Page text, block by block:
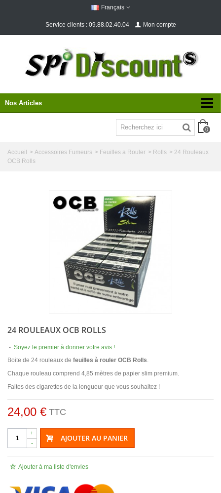
Français
Service clients : 09.88.02.40.04 Mon compte
Nos Articles
0
Accueil > Accessoires Fumeurs > Feuilles a Rouler > Rolls > 24 Rouleaux
OCB Rolls
24 ROULEAUX OCB ROLLS
- Soyez le premier à donner votre avis !
Boite de 24 rouleaux de feuilles à rouler OCB Rolls.
Chaque rouleau comprend 4,85 mètres de papier slim premium.
Faites des cigarettes de la longueur que vous souhaitez !
24,00 € TTC
-
+ AJOUTER AU PANIER
Ajouter à ma liste d'envies